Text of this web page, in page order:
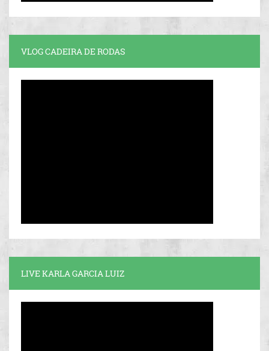
VLOG CADEIRA DE RODAS
LIVE KARLA GARCIA LUIZ